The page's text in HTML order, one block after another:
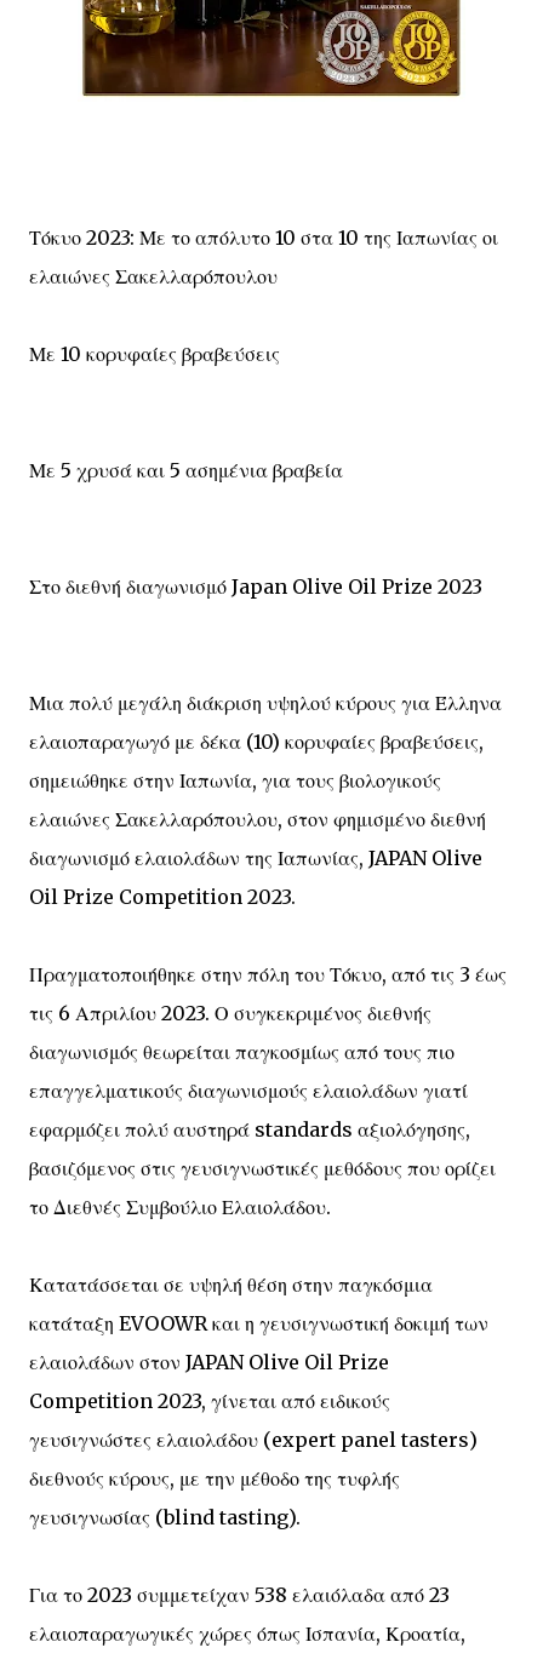
Τόκυο 2023: Με το απόλυτο 10 στα 10 της Ιαπωνίας οι
ελαιώνες Σακελλαρόπουλου
Με 10 κορυφαίες βραβεύσεις
Με 5 χρυσά και 5 ασημένια βραβεία
Στο διεθνή διαγωνισμό Japan Olive Oil Prize 2023
Μια πολύ μεγάλη διάκριση υψηλού κύρους για Έλληνα
ελαιοπαραγωγό με δέκα (10) κορυφαίες βραβεύσεις,
σημειώθηκε στην Ιαπωνία, για τους βιολογικούς
ελαιώνες Σακελλαρόπουλου, στον φημισμένο διεθνή
διαγωνισμό ελαιολάδων της Ιαπωνίας, JAPAN Olive
Oil Prize Competition 2023.
Πραγματοποιήθηκε στην πόλη του Τόκυο, από τις 3 έως
τις 6 Απριλίου 2023. Ο συγκεκριμένος διεθνής
διαγωνισμός θεωρείται παγκοσμίως από τους πιο
επαγγελματικούς διαγωνισμούς ελαιολάδων γιατί
εφαρμόζει πολύ αυστηρά standards αξιολόγησης,
βασιζόμενος στις γευσιγνωστικές μεθόδους που ορίζει
το Διεθνές Συμβούλιο Ελαιολάδου.
Κατατάσσεται σε υψηλή θέση στην παγκόσμια
κατάταξη EVOOWR και η γευσιγνωστική δοκιμή των
ελαιολάδων στον JAPAN Olive Oil Prize
Competition 2023, γίνεται από ειδικούς
γευσιγνώστες ελαιολάδου (expert panel tasters)
διεθνούς κύρους, με την μέθοδο της τυφλής
γευσιγνωσίας (blind tasting).
Για το 2023 συμμετείχαν 538 ελαιόλαδα από 23
ελαιοπαραγωγικές χώρες όπως Ισπανία, Κροατία,